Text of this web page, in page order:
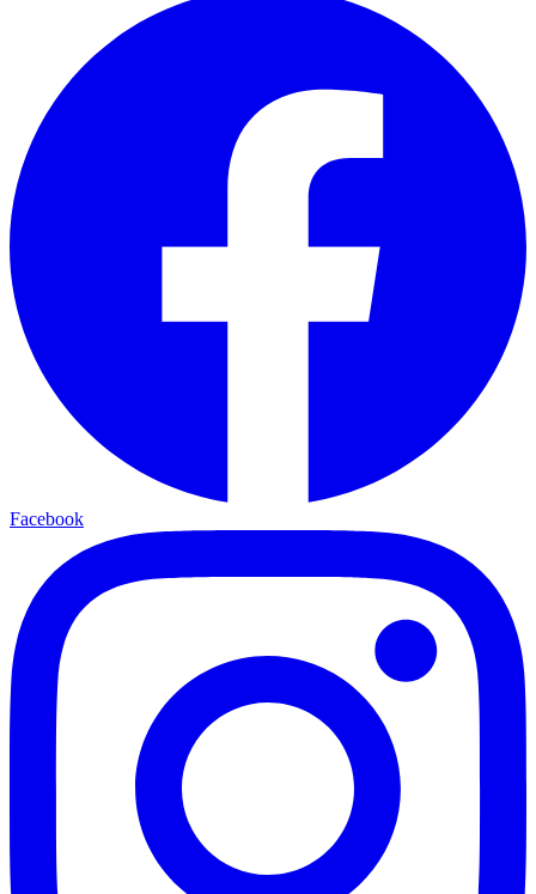
Facebook